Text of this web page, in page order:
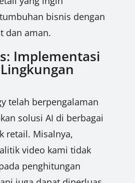
bisnis dengan
dan aman.
Implementasi
telah berpengalaman
solusi AI di berbagai
retail. Misalnya,
video kami tidak
penghitungan